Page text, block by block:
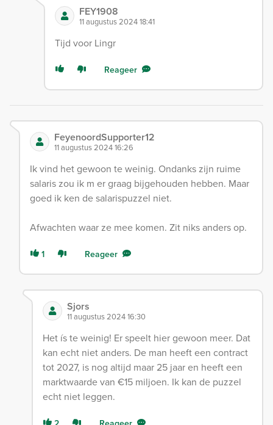
FEY1908
11 augustus 2024 18:41
Tijd voor Lingr
Reageer
FeyenoordSupporter12
11 augustus 2024 16:26
Ik vind het gewoon te weinig. Ondanks zijn ruime
salaris zou ik m er graag bijgehouden hebben. Maar
goed ik ken de salarispuzzel niet.
Afwachten waar ze mee komen. Zit niks anders op.
1 Reageer
Sjors
11 augustus 2024 16:30
Het ís te weinig! Er speelt hier gewoon meer. Dat
kan echt niet anders. De man heeft een contract
tot 2027, is nog altijd maar 25 jaar en heeft een
marktwaarde van €15 miljoen. Ik kan de puzzel
echt niet leggen.